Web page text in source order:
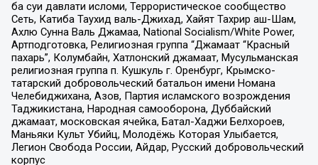
ба суи давлати исломи, Террористическое сообщество
Сеть, Катиба Таухид валь-Джихад, Хайят Тахрир аш-Шам,
Ахлю Сунна Валь Джамаа, National Socialism/White Power,
Артподготовка, Религиозная группа “Джамаат “Красный
пахарь”, Колумбайн, Хатлонский джамаат, Мусульманская
религиозная группа п. Кушкуль г. Оренбург, Крымско-
татарский добровольческий батальон имени Номана
Челебиджихана, Азов, Партия исламского возрождения
Таджикистана, Народная самооборона, Дуббайский
джамаат, московская ячейка, Батал-Хаджи Белхороев,
Маньяки Культ Убийц, Молодёжь Которая Улыбается,
Легион Свобода России, Айдар, Русский добровольческий
корпус